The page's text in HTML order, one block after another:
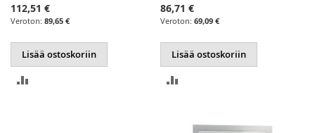
112,51 €
89,65 €
Lisää ostoskoriin
86,71 €
69,09 €
Lisää ostoskoriin